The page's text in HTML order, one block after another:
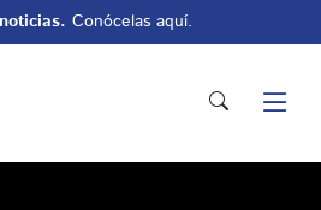
Conócelas aquí.